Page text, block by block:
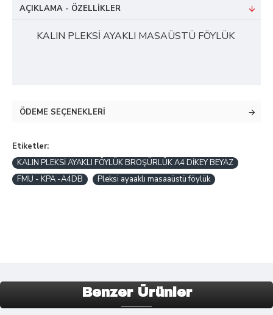
AÇIKLAMA - ÖZELLIKLER
KALIN PLEKSİ AYAKLI MASAÜSTÜ FÖYLÜK
ÖDEME SEÇENEKLERI
Etiketler:
KALIN PLEKSİ AYAKLI FÖYLÜK BROŞÜRLÜK A4 DİKEY BEYAZ
FMU - KPA -A4DB
Pleksi ayaaklı masaaüstü föylük
Benzer Ürünler